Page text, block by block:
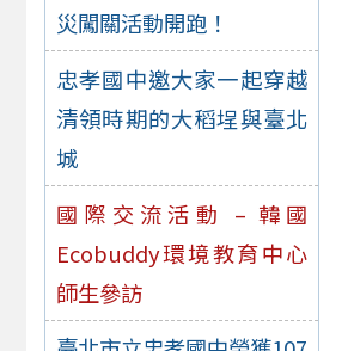
災闖關活動開跑！
忠孝國中邀大家一起穿越
清領時期的大稻埕與臺北
城
國際交流活動 – 韓國
Ecobuddy環境教育中心
師生參訪